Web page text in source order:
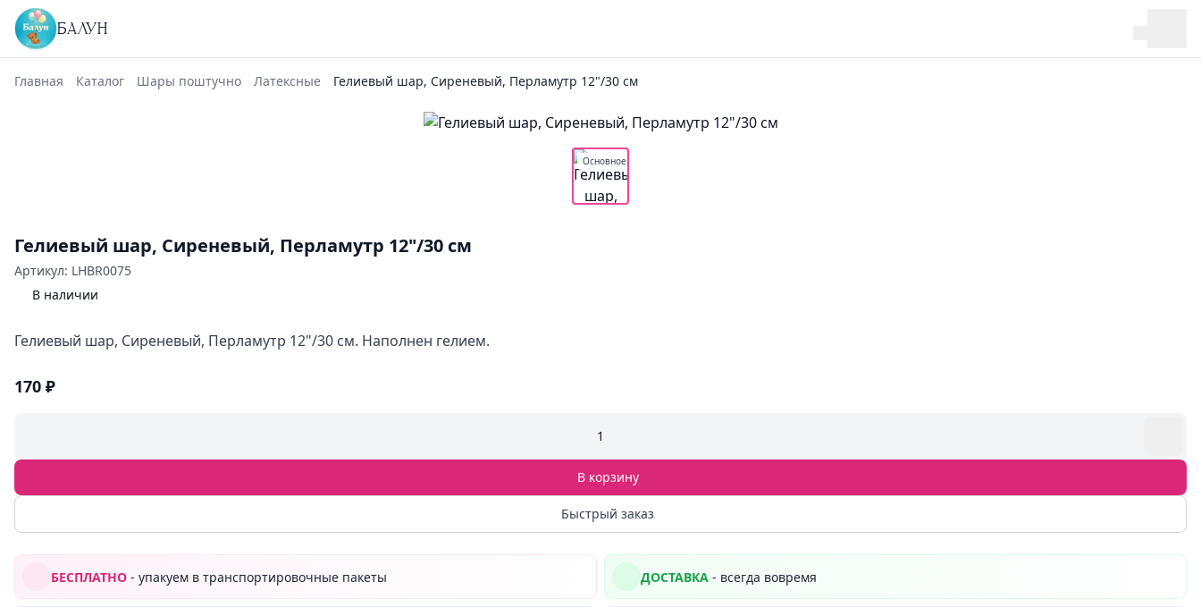
БАЛУН
Главная Каталог Шары поштучно Латексные Гелиевый шар, Сиреневый, Перламутр 12"/30 см
Основное
Гелиевый шар, Сиреневый, Перламутр 12"/30 см
Артикул: LHBR0075
В наличии
Гелиевый шар, Сиреневый, Перламутр 12"/30 см. Наполнен гелием.
170 ₽
1
В корзину
Быстрый заказ
БЕСПЛАТНО - упакуем в транспортировочные пакеты ДОСТАВКА - всегда вовремя